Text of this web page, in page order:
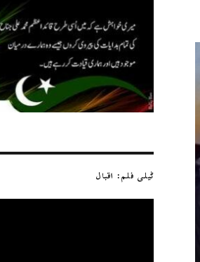
ٹیلی فلم: اقبال